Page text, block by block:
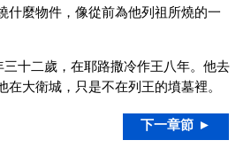
什麼物件，像從前為他列祖所燒的一
十二歲，在耶路撒冷作王八年。他去
大衛城，只是不在列王的墳墓裡。
下一章節 ►